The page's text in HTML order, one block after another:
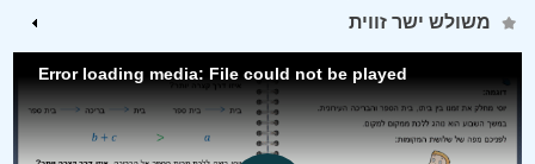
משולש ישר זווית
Error loading media: File could not be played